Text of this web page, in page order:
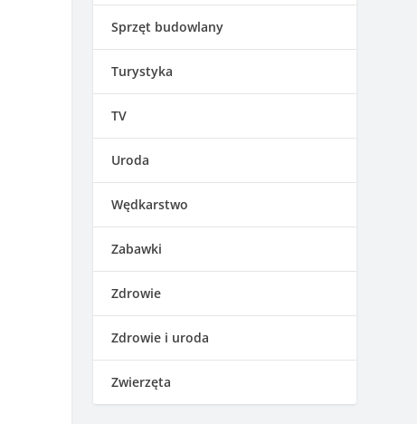
Sprzęt budowlany
Turystyka
TV
Uroda
Wędkarstwo
Zabawki
Zdrowie
Zdrowie i uroda
Zwierzęta